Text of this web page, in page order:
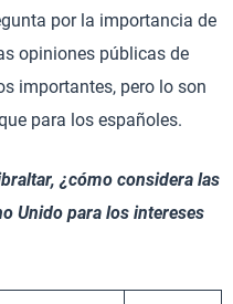
por la importancia de
opiniones públicas de
importantes, pero lo son
para los españoles.
¿cómo considera las
Unido para los intereses